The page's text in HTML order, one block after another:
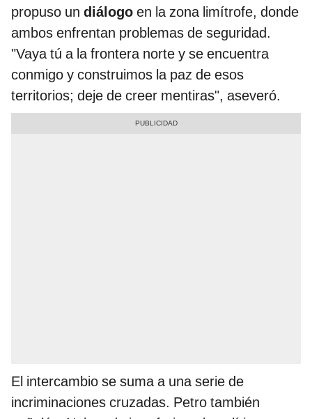
propuso un diálogo en la zona limítrofe, donde
ambos enfrentan problemas de seguridad.
"Vaya tú a la frontera norte y se encuentra
conmigo y construimos la paz de esos
territorios; deje de creer mentiras", aseveró.
El intercambio se suma a una serie de
incriminaciones cruzadas. Petro también